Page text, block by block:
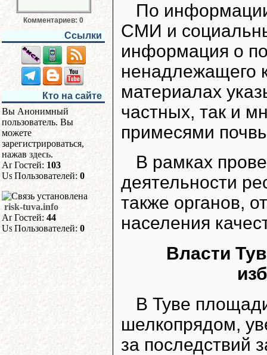
Комментариев: 0
Ссылки
Кто на сайте
Вы Анонимный
пользователь. Вы
можете
зарегистрироваться,
нажав здесь.
Гостей: 103
Пользователей: 0
risk-tuva.info
Гостей: 44
Пользователей: 0
По
СМИ и
информация о
ненадлежащего
материалах
частных, так и
примесями
В рамках
деятельности
также органов,
населения
Власти
В Туве
шелкопрядом,
за последствий